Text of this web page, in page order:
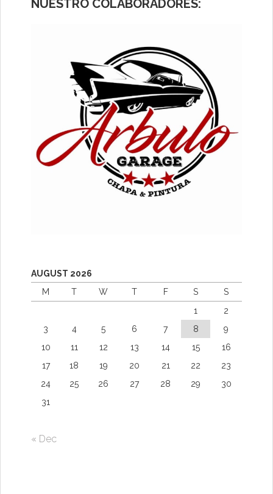
NUESTRO COLABORADORES:
AUGUST 2026
M
T W T F S
S
1
2
3
4 5 6 7 8
9
10
11 12 13 14 15
16
17
18 19 20 21 22
23
24
25 26 27 28 29
30
31
« Dec